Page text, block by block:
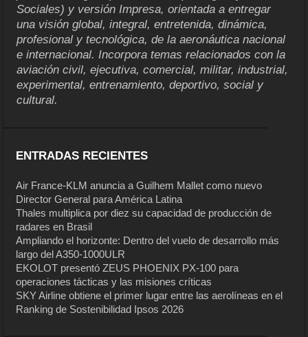
Sociales) y versión Impresa, orientada a entregar
una visión global, integral, entretenida, dinámica,
profesional y tecnológica, de la aeronáutica nacional
e internacional. Incorpora temas relacionados con la
aviación civil, ejecutiva, comercial, militar, industrial,
experimental, entrenamiento, deportivo, social y
cultural.
ENTRADAS RECIENTES
Air France-KLM anuncia a Guilhem Mallet como nuevo
Director General para América Latina
Thales multiplica por diez su capacidad de producción de
radares en Brasil
Ampliando el horizonte: Dentro del vuelo de desarrollo más
largo del A350-1000ULR
EKOLOT presentó ZEUS PHOENIX PX-100 para
operaciones tácticas y las misiones críticas
SKY Airline obtiene el primer lugar entre las aerolíneas en el
Ranking de Sostenibilidad Ipsos 2026